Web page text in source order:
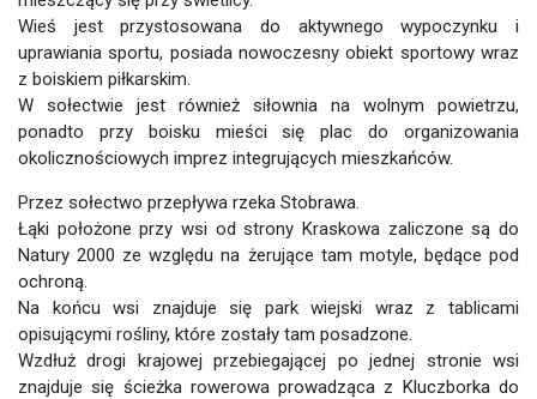
Wieś jest przystosowana do aktywnego wypoczynku i
uprawiania sportu, posiada nowoczesny obiekt sportowy wraz
z boiskiem piłkarskim.
W sołectwie jest również siłownia na wolnym powietrzu,
ponadto przy boisku mieści się plac do organizowania
okolicznościowych imprez integrujących mieszkańców.
Przez sołectwo przepływa rzeka Stobrawa.
Łąki położone przy wsi od strony Kraskowa zaliczone są do
Natury 2000 ze względu na żerujące tam motyle, będące pod
ochroną.
Na końcu wsi znajduje się park wiejski wraz z tablicami
opisującymi rośliny, które zostały tam posadzone.
Wzdłuż drogi krajowej przebiegającej po jednej stronie wsi
znajduje się ścieżka rowerowa prowadząca z Kluczborka do